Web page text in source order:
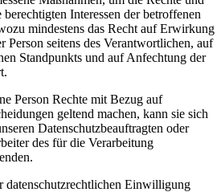
Interessen der betroffenen
mindestens das Recht auf Erwirkung
Person seitens des Verantwortlichen, auf
Standpunkts und auf Anfechtung der
Person Rechte mit Bezug auf
geltend machen, kann sie sich
Datenschutzbeauftragten oder
des für die Verarbeitung
datenschutzrechtlichen Einwilligung